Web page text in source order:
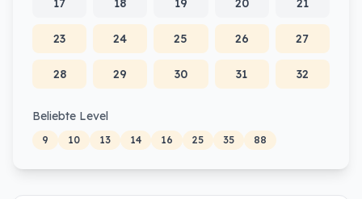
17 18 19 20 21
23 24 25 26 27
28 29 30 31 32
Beliebte Level
9 10 13 14 16 25 35 88